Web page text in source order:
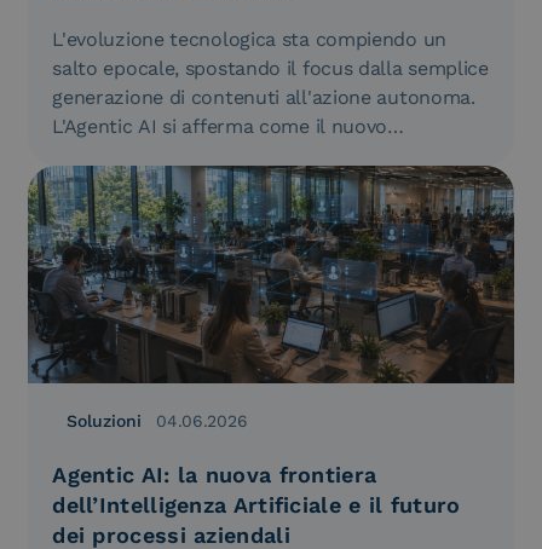
L'evoluzione tecnologica sta compiendo un
salto epocale, spostando il focus dalla semplice
generazione di contenuti all'azione autonoma.
L'Agentic AI si afferma come il nuovo
Soluzioni 04.06.2026
Agentic AI: la nuova frontiera
dell’Intelligenza Artificiale e il futuro
dei processi aziendali